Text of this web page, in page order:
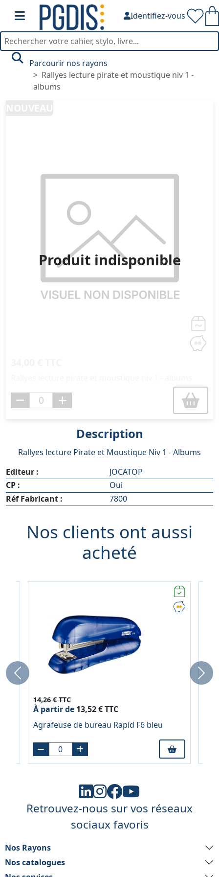
Identifiez-vous
Parcourir nos rayons
Rallyes lecture pirate et moustique niv 1 -
albums
Produit indisponible
Description
Rallyes lecture Pirate et Moustique Niv 1 - Albums
Editeur :
JOCATOP
CP :
Oui
Réf Fabricant :
7800
Nos clients ont aussi
acheté
14,26 € TTC
À partir de13,52 € TTC
Agrafeuse de bureau Rapid F6 bleu
Previous Next
Retrouvez-nous sur vos réseaux
sociaux favoris
Nos Rayons
Nos catalogues